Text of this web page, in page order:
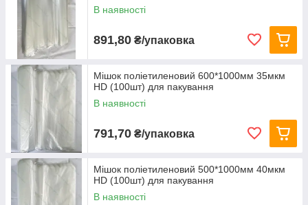
В наявності
891,80 ₴/упаковка
Мішок поліетиленовий 600*1000мм 35мкм
HD (100шт) для пакування
В наявності
791,70 ₴/упаковка
Мішок поліетиленовий 500*1000мм 40мкм
HD (100шт) для пакування
В наявності